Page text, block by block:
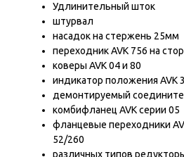
Удлинительный шток
штурвал
насадок на стержень 25мм
переходник AVK 756 на
коверы AVK 04 и 80
индикатор положения AVK
демонтируемый
комбифланец AVK серии 05
фланцевые переходники
52/260
различных типов